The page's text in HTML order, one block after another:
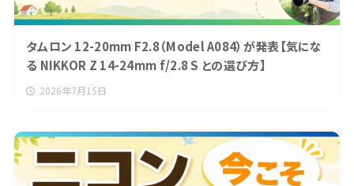
タムロン 12-20mm F2.8（Model A084）が発表【気にな
る NIKKOR Z 14-24mm f/2.8 S との選び方】
2026年7月15日